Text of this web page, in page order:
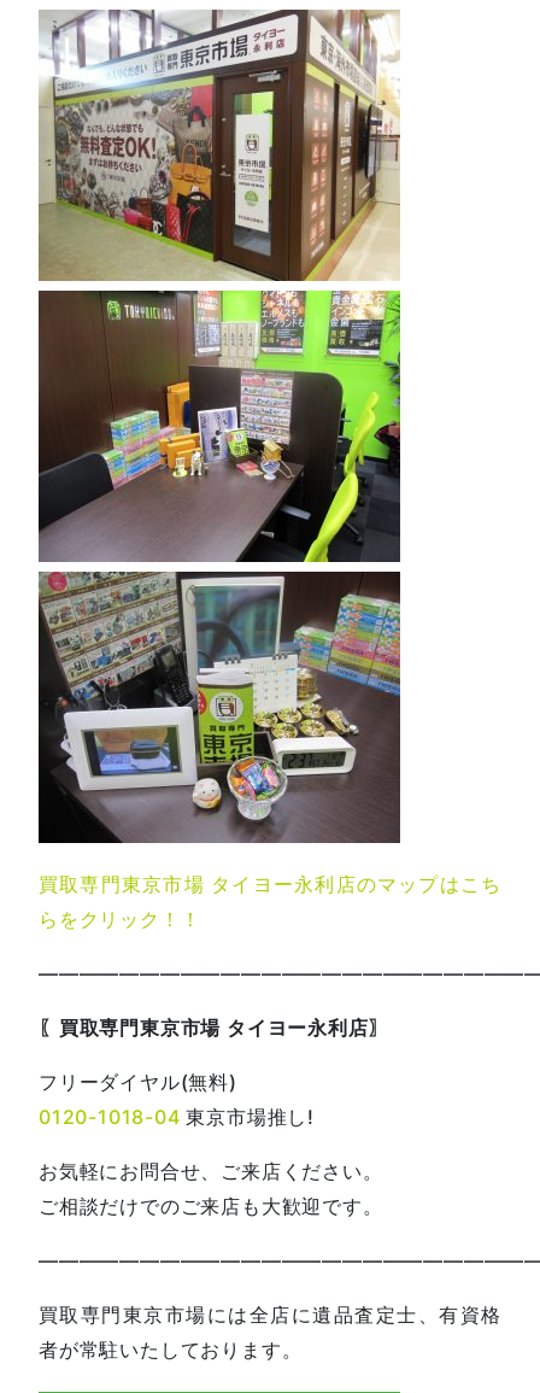
買取専門東京市場 タイヨー永利店のマップはこち
らをクリック！！
〖買取専門東京市場 タイヨー永利店〗
フリーダイヤル(無料)
0120-1018-04 東京市場推し!
お気軽にお問合せ、ご来店ください。
ご相談だけでのご来店も大歓迎です。
買取専門東京市場には全店に遺品査定士、有資格
者が常駐いたしております。